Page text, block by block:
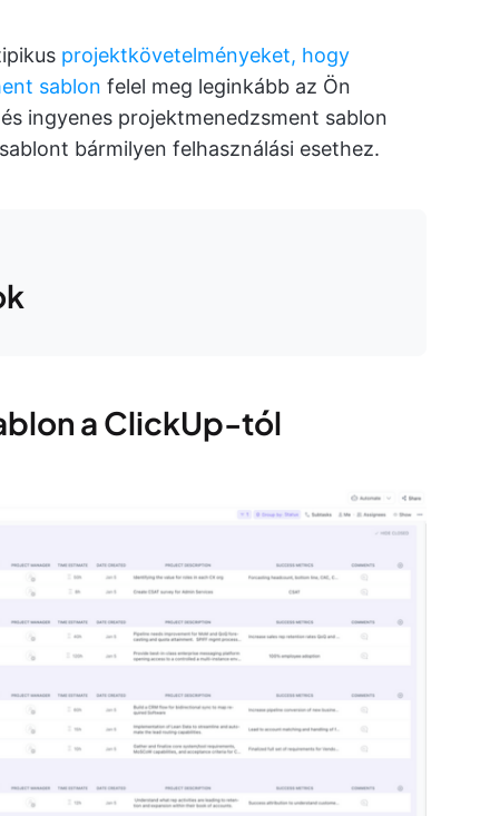
projektkövetelményeket, hogy
sablon felel meg leginkább az Ön
ingyenes projektmenedzsment sablon
bármilyen felhasználási esethez.
a ClickUp-tól